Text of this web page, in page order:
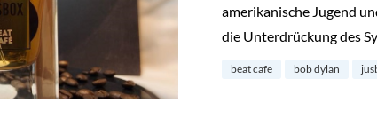
amerikanische Jugend
die Unterdrückung des
beat cafe bob dylan